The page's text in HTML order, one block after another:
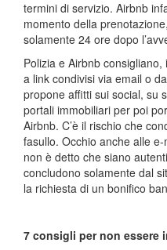
termini di servizio. Airbnb
momento della
solamente 24 ore dopo
Polizia e Airbnb
a link condivisi via email o
propone affitti sui social, su
portali immobiliari per poi
Airbnb. C’è il rischio che
fasullo. Occhio anche alle
non è detto che siano
concludono solamente dal
la richiesta di un bonifico
7 consigli per non essere